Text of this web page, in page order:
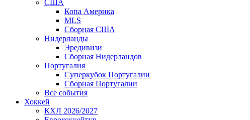
США
Копа Америка
MLS
Сборная США
Нидерланды
Эредивизи
Сборная Нидерландов
Португалия
Суперкубок Португалии
Сборная Португалии
Все события
Хоккей
КХЛ 2026/2027